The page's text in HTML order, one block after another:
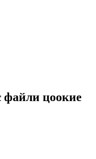
файли цooкиe